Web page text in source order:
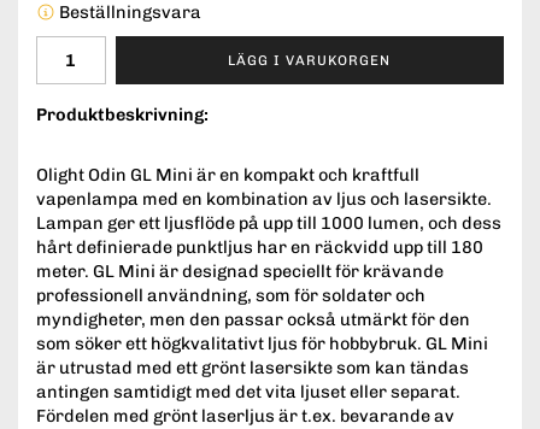
Beställningsvara
LÄGG I VARUKORGEN
Produktbeskrivning:
Olight Odin GL Mini är en kompakt och kraftfull
vapenlampa med en kombination av ljus och lasersikte.
Lampan ger ett ljusflöde på upp till 1000 lumen, och dess
hårt definierade punktljus har en räckvidd upp till 180
meter. GL Mini är designad speciellt för krävande
professionell användning, som för soldater och
myndigheter, men den passar också utmärkt för den
som söker ett högkvalitativt ljus för hobbybruk. GL Mini
är utrustad med ett grönt lasersikte som kan tändas
antingen samtidigt med det vita ljuset eller separat.
Fördelen med grönt laserljus är t.ex. bevarande av